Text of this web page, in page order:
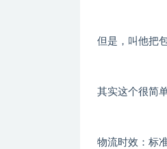
但是，叫他把
其实这个很简
物流时效：标